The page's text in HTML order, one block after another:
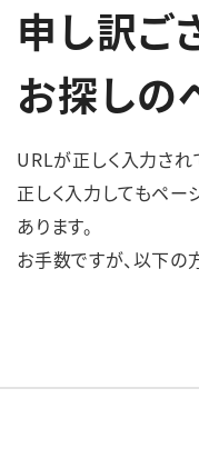
申し訳ご
お探しの
URLが正しく入力され
正しく入力してもペ
あります。
お手数ですが、以下の